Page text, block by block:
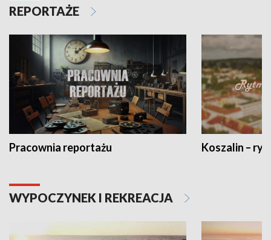
REPORTAŻE
Pracownia reportażu Koszalin –
WYPOCZYNEK I REKREACJA